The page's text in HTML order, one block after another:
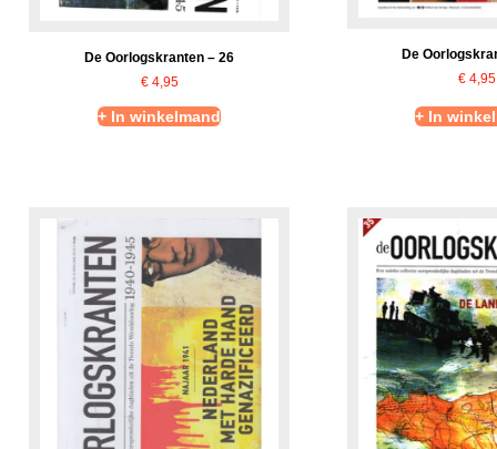
De Oorlogskranten – 26
€4,95
+ In winkelmand
De
€4,95
+ In